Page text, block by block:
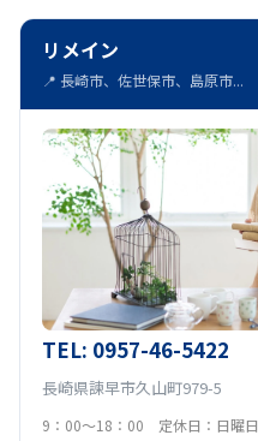
リメイン
📍 長崎市、佐世保市、島原市...
TEL: 0957-46-5422
長崎県諫早市久山町979-5
9：00～18：00 定休日：日曜日